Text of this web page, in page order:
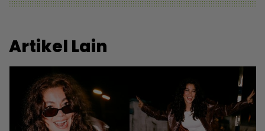
Artikel Lain